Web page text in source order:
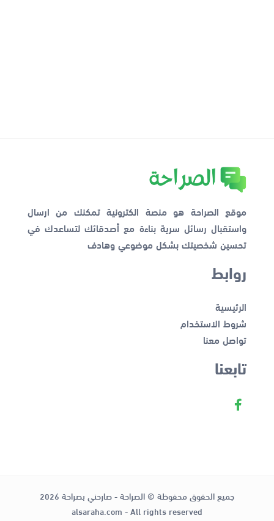
موقع الصراحة هو منصة الكترونية تمكنك من ارسال
واستقبال رسائل سرية بناءة مع أصدقائك لتساعدك في
تحسين شخصيتك بشكل موضوعي وهادف
روابط
الرئيسية
شروط الاستخدام
تواصل معنا
تابعنا
جميع الحقوق محفوظة © الصراحة - صارحني بصراحة 2026
alsaraha.com - All rights reserved